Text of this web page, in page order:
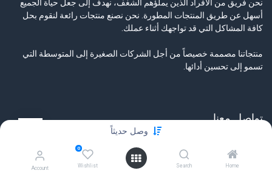
وصل حديثاً
Home
Search
0
Wishlist
Account
نحن فريق من الأفراد الذين يملؤهم الشغف، نهدف إلى جعل حياة الجميع
أسهل عن طريق المنتجات المطورة. نحن نصنع منتجات رائعة لنقوم بحل
كافة المشاكل التي قد تواجهك أثناء عملك.
منتجاتنا مصممة خصيصاً من أجل الشركات الصغيرة إلى المتوسطة التي
تسمو إلى تحسين أدائها.
تواصل معنا
info@tamyeezsecurity.com
+974 4488 4600